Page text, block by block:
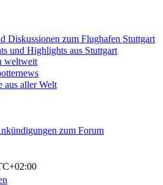
zum Flughafen Stuttgart
und Highlights aus Stuttgart
weltweit
aller Welt
zum Forum